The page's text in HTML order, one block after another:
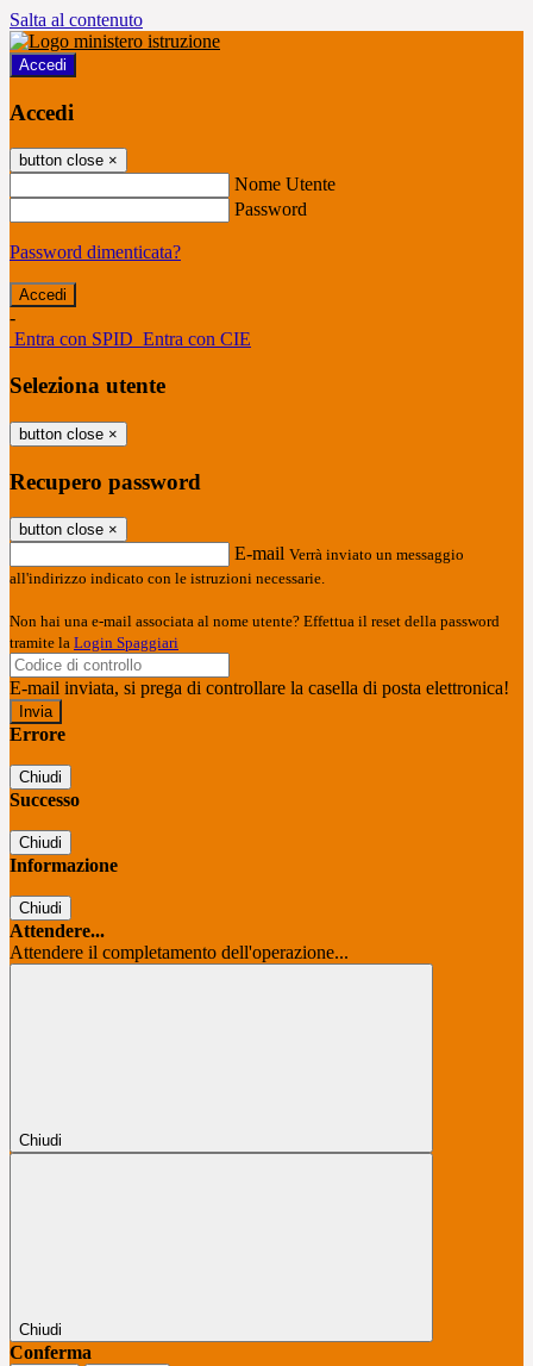
Salta al contenuto
Accedi
Accedi
button close ×
Nome Utente
Password
Password dimenticata?
-
Entra con SPID Entra con CIE
Seleziona utente
button close ×
Recupero password
button close ×
E-mail Verrà inviato un messaggio
all'indirizzo indicato con le istruzioni necessarie.
Non hai una e-mail associata al nome utente? Effettua il reset della password
tramite la Login Spaggiari
E-mail inviata, si prega di controllare la casella di posta elettronica!
Errore
Chiudi
Successo
Chiudi
Informazione
Chiudi
Attendere...
Attendere il completamento dell'operazione...
Chiudi
Chiudi
Conferma